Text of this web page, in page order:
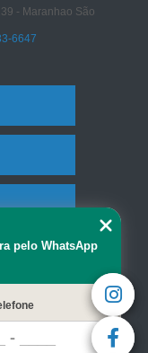
- Maranhao São
6647
pelo WhatsApp